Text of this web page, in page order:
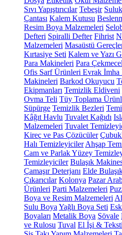
Sıvı Yapıştırıcılar Tebeşir Suluk
Çantası Kalem Kutusu
Resim Boya Malzemeleri
Defteri Spiralli Defter Fihrist
Malzemeleri Masaüstü
Kırtasiye Seti Kalem ve Yazı
Para Makineleri Para
Ofis Sarf Ürünleri Evrak İmha
Makineleri Barkod Okuyucu
Ekipmanları Temizlik Eldiveni
Ovma Teli Tüy Toplama
Süpürge Temizlik Bezleri
Kâğıt Havlu Tuvalet Kağıdı
Malzemeleri Tuvalet
Kireç ve Pas Çözücüler
Halı Temizleyiciler Ahşap
Cam ve Parlak Yüzey
Temizleyiciler Bulaşık
Çamaşır Deterjanı Elde
Çıkarıcılar Kolonya Pazar
Ürünleri Parti Malzemeleri
Boya ve Resim Malzemeleri
Sulu Boya Yağlı Boya Seti
Boyaları Metalik Boya Şövale
ve Rulosu Tuval El İşi &